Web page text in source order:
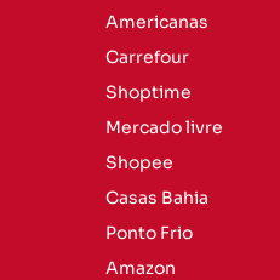
Americanas
Carrefour
Shoptime
Mercado livre
Shopee
Casas Bahia
Ponto Frio
Amazon